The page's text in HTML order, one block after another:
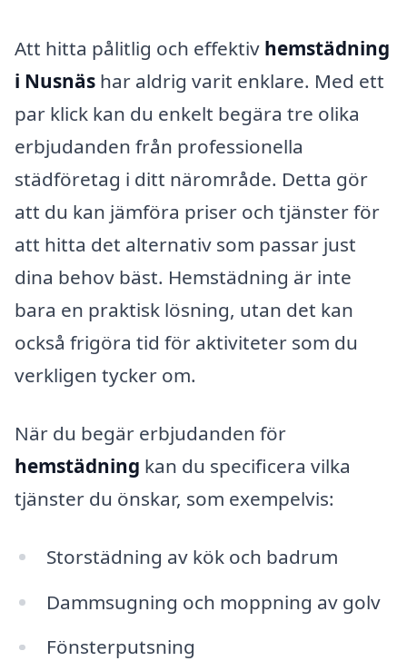
Att hitta pålitlig och effektiv hemstädning
i Nusnäs har aldrig varit enklare. Med ett
par klick kan du enkelt begära tre olika
erbjudanden från professionella
städföretag i ditt närområde. Detta gör
att du kan jämföra priser och tjänster för
att hitta det alternativ som passar just
dina behov bäst. Hemstädning är inte
bara en praktisk lösning, utan det kan
också frigöra tid för aktiviteter som du
verkligen tycker om.
När du begär erbjudanden för
hemstädning kan du specificera vilka
tjänster du önskar, som exempelvis:
Storstädning av kök och badrum
Dammsugning och moppning av golv
Fönsterputsning